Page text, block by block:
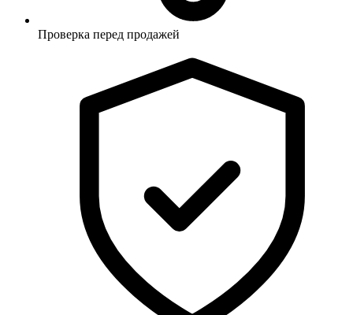
Проверка перед продажей